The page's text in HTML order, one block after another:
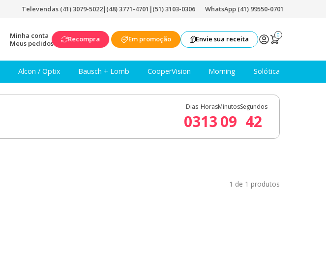
Televendas (41) 3079-5022|(48) 3771-4701 |(51) 3103-0306 WhatsApp (41) 99550-0701
Minha conta
Meus pedidos
Recompra Em promoção Envie sua receita 0
Alcon / Optix Bausch + Lomb CooperVision Morning Solótica
Dias
03
Horas
13
Minutos
09
Segundos
41
1 de 1 produtos